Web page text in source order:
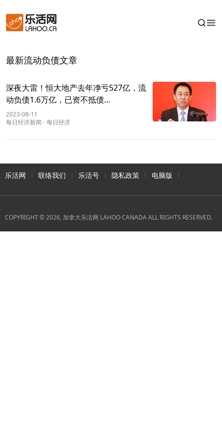
最新流动负债文章
深夜大雷！恒大地产去年净亏527亿，流
动负债1.6万亿，已资不抵债…
2023-08-11
每日经济新闻 -每日经济
乐活网 联络我们 乐活号 隐私政策 电脑版
COPYRIGHT © 2026, 加拿大乐活网 LAHOO CANADA ALL RIGHTS RESERVED.